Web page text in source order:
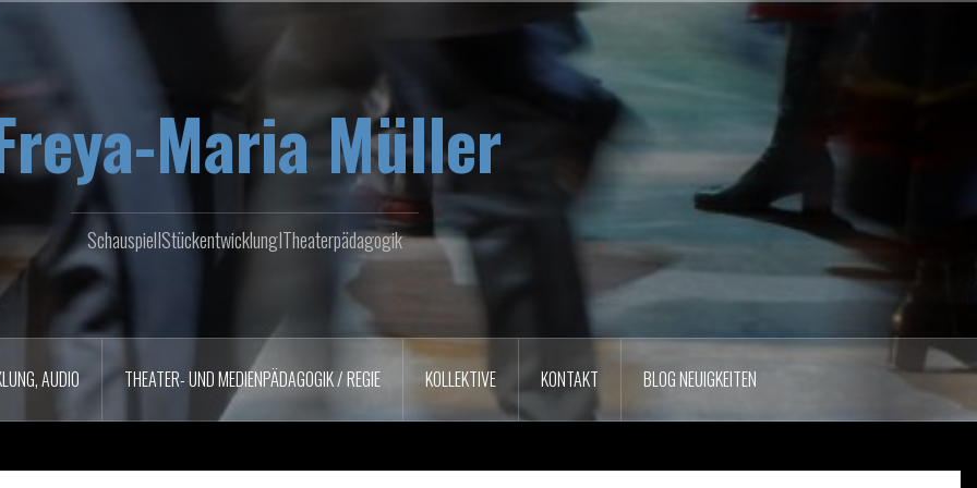
Maria Müller
SchauspielIStückentwicklungITheaterpädagogik
AUDIO THEATER- UND MEDIENPÄDAGOGIK / REGIE KOLLEKTIVE KONTAKT BLOG NEUIGKEITEN